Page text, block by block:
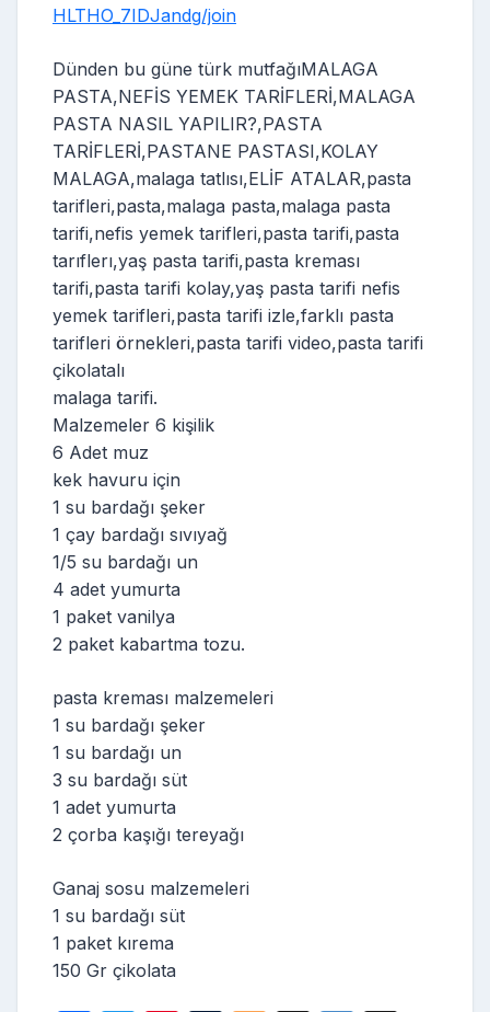
HLTHO_7IDJandg/join
Dünden bu güne türk mutfağıMALAGA
PASTA,NEFİS YEMEK TARİFLERİ,MALAGA
PASTA NASIL YAPILIR?,PASTA
TARİFLERİ,PASTANE PASTASI,KOLAY
MALAGA,malaga tatlısı,ELİF ATALAR,pasta
tarifleri,pasta,malaga pasta,malaga pasta
tarifi,nefis yemek tarifleri,pasta tarifi,pasta
tarıflerı,yaş pasta tarifi,pasta kreması
tarifi,pasta tarifi kolay,yaş pasta tarifi nefis
yemek tarifleri,pasta tarifi izle,farklı pasta
tarifleri örnekleri,pasta tarifi video,pasta tarifi
çikolatalı
malaga tarifi.
Malzemeler 6 kişilik
6 Adet muz
kek havuru için
1 su bardağı şeker
1 çay bardağı sıvıyağ
1/5 su bardağı un
4 adet yumurta
1 paket vanilya
2 paket kabartma tozu.
pasta kreması malzemeleri
1 su bardağı şeker
1 su bardağı un
3 su bardağı süt
1 adet yumurta
2 çorba kaşığı tereyağı
Ganaj sosu malzemeleri
1 su bardağı süt
1 paket kırema
150 Gr çikolata